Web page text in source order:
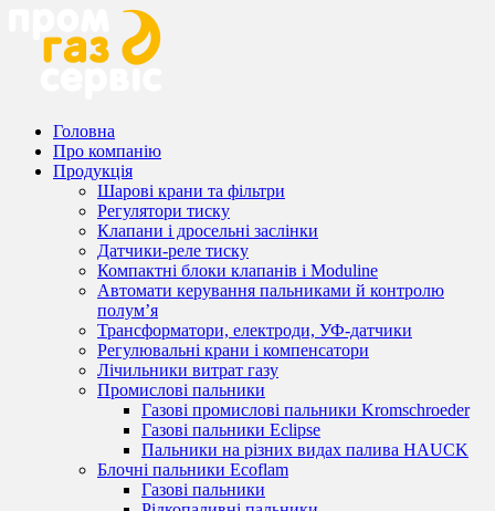
Головна
Про компанію
Продукція
Шарові крани та фільтри
Регулятори тиску
Клапани і дросельні заслінки
Датчики-реле тиску
Компактні блоки клапанів і Moduline
Автомати керування пальниками й контролю
полум’я
Трансформатори, електроди, УФ-датчики
Регулювальні крани і компенсатори
Лічильники витрат газу
Промислові пальники
Газові промислові пальники Kromschroeder
Газові пальники Eclipse
Пальники на різних видах палива HAUCK
Блочні пальники Ecoflam
Газові пальники